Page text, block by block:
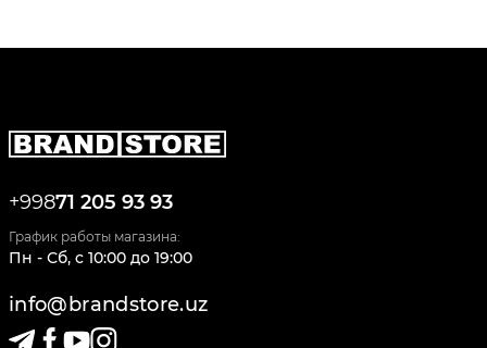
+99871 205 93 93
График работы магазина:
Пн - Сб, c 10:00 до 19:00
info@brandstore.uz